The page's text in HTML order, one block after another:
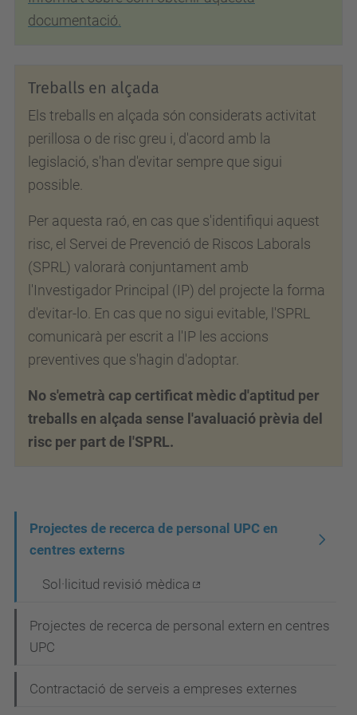
documentació.
Treballs en alçada
Els treballs en alçada són considerats activitat
perillosa o de risc greu i, d'acord amb la
legislació, s'han d'evitar sempre que sigui
possible.
Per aquesta raó, en cas que s'identifiqui aquest
risc, el Servei de Prevenció de Riscos Laborals
(SPRL) valorarà conjuntament amb
l'Investigador Principal (IP) del projecte la forma
d'evitar-lo. En cas que no sigui evitable, l'SPRL
comunicarà per escrit a l'IP les accions
preventives que s'hagin d'adoptar.
No s'emetrà cap certificat mèdic d'aptitud per
treballs en alçada sense l'avaluació prèvia del
risc per part de l'SPRL.
e
a
Projectes de recerca de personal UPC en
centres externs
Sol·licitud revisió mèdica
Projectes de recerca de personal extern en centres
UPC
Contractació de serveis a empreses externes